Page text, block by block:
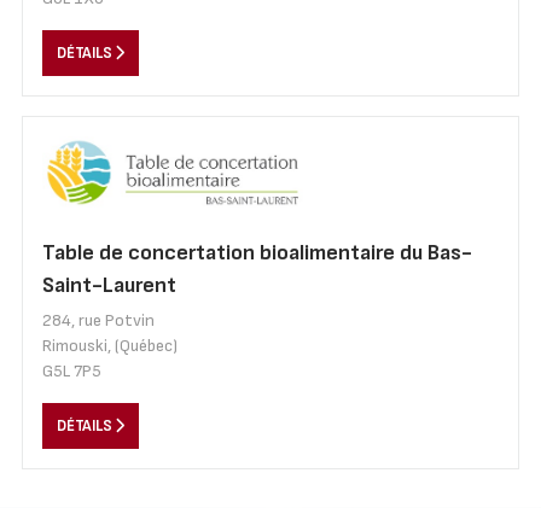
DÉTAILS
Table de concertation bioalimentaire du Bas-
Saint-Laurent
284, rue Potvin
Rimouski, (Québec)
G5L 7P5
DÉTAILS